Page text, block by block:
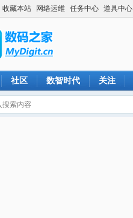
收藏本站 网络运维 任务中心 道具中心
社区 数智时代 关注